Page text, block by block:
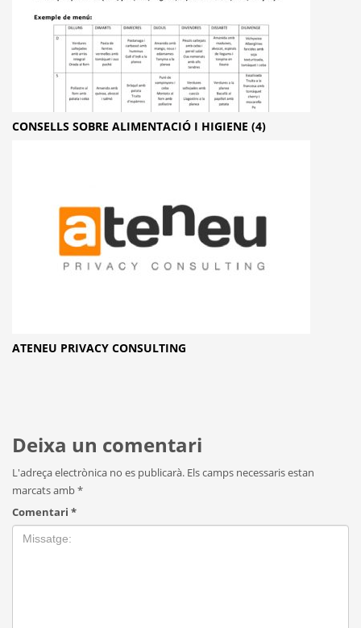
CONSELLS SOBRE ALIMENTACIÓ I HIGIENE (4)
ATENEU PRIVACY CONSULTING
Deixa un comentari
L'adreça electrònica no es publicarà. Els camps necessaris estan
marcats amb*
Comentari *